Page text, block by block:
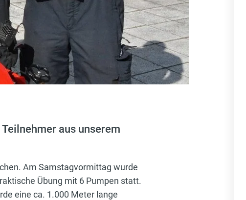
aus unserem
Am Samstagvormittag wurde
Übung mit 6 Pumpen statt.
eine ca. 1.000 Meter lange